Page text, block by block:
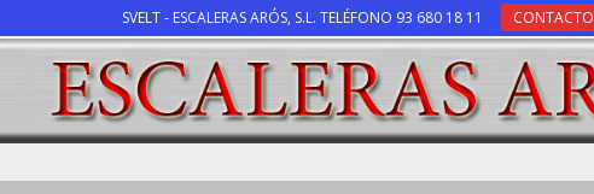
SVELT - ESCALERAS ARÓS, S.L. TELÉFONO 93 680 18 11 CONTACTO